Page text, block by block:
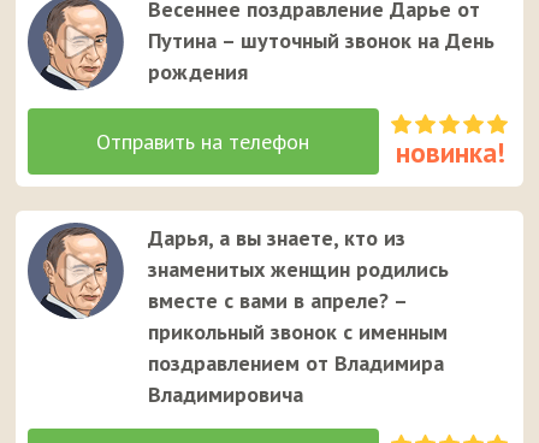
Весеннее поздравление Дарье от
Путина – шуточный звонок на День
рождения
Дарья, а вы знаете, кто из
знаменитых женщин родились
вместе с вами в апреле? –
прикольный звонок с именным
поздравлением от Владимира
Владимировича